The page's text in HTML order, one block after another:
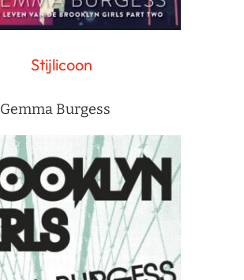
Stijlicoon
Gemma Burgess